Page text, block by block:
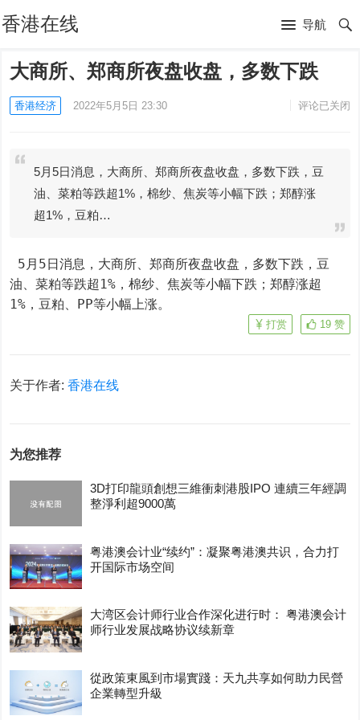
香港在线 导航
大商所、郑商所夜盘收盘，多数下跌
香港经济 2022年5月5日 23:30 评论已关闭
5月5日消息，大商所、郑商所夜盘收盘，多数下跌，豆
油、菜粕等跌超1%，棉纱、焦炭等小幅下跌；郑醇涨
超1%，豆粕…
油、菜粕等跌超1%，棉纱、焦炭等小幅下跌；郑醇涨超
1%，豆粕、PP等小幅上涨。
19 赞
打赏
关于作者:香港在线
为您推荐
3D打印龍頭創想三維衝刺港股IPO 連續三年經調
整淨利超9000萬
粤港澳会计业“续约”：凝聚粤港澳共识，合力打
开国际市场空间
大湾区会计师行业合作深化进行时： 粤港澳会计
师行业发展战略协议续新章
從政策東風到市場實踐：天九共享如何助力民營
企業轉型升級